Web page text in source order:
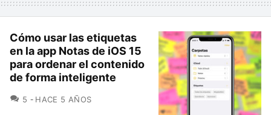
Cómo usar las etiquetas
en la app Notas de iOS 15
para ordenar el contenido
de forma inteligente
5 COMENTARIOS
HACE 5 AÑOS